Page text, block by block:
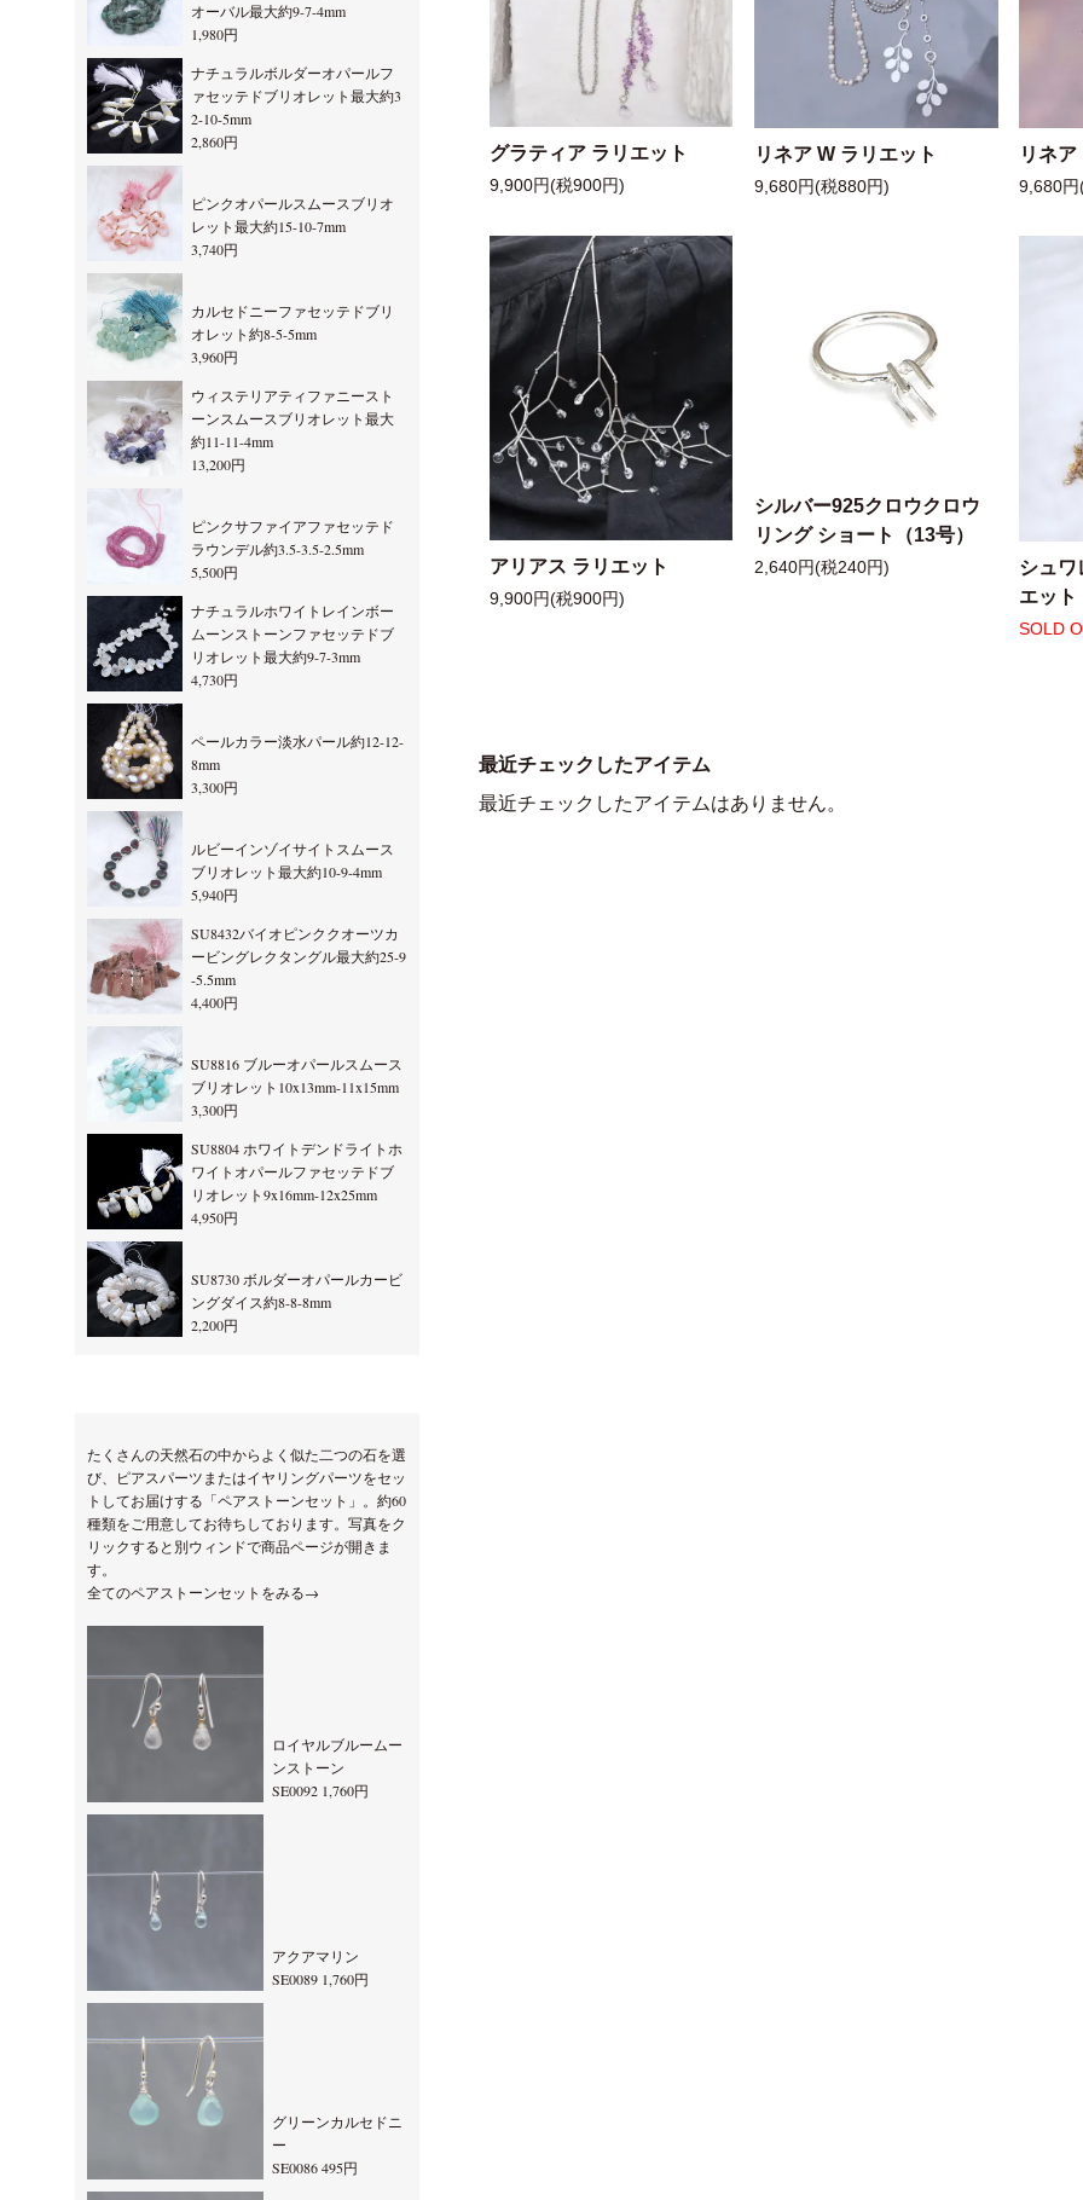
グラティア ラリエット
9,900円(税900円)
リネア W ラリエット
9,680円(税880円)
リネ
9,680
アリアス ラリエット
9,900円(税900円)
シルバー925クロウクロウ
リング ショート（13号）
2,640円(税240円)
シュワ
エット
SOLD
最近チェックしたアイテム
最近チェックしたアイテムはありません。
オーバル最大約9-7-4mm
1,980円
ナチュラルボルダーオパールフ
ァセッテドブリオレット最大約3
2-10-5mm
2,860円
ピンクオパールスムースブリオ
レット最大約15-10-7mm
3,740円
カルセドニーファセッテドブリ
オレット約8-5-5mm
3,960円
ウィステリアティファニースト
ーンスムースブリオレット最大
約11-11-4mm
13,200円
ピンクサファイアファセッテド
ラウンデル約3.5-3.5-2.5mm
5,500円
ナチュラルホワイトレインボー
ムーンストーンファセッテドブ
リオレット最大約9-7-3mm
4,730円
ペールカラー淡水パール約12-12-
8mm
3,300円
ルビーインゾイサイトスムース
ブリオレット最大約10-9-4mm
5,940円
SU8432バイオピンククオーツカ
ービングレクタングル最大約25-9
-5.5mm
4,400円
SU8816 ブルーオパールスムース
ブリオレット10x13mm-11x15mm
3,300円
SU8804 ホワイトデンドライトホ
ワイトオパールファセッテドブ
リオレット9x16mm-12x25mm
4,950円
SU8730 ボルダーオパールカービ
ングダイス約8-8-8mm
2,200円
たくさんの天然石の中からよく似た二つの石を選
び、ピアスパーツまたはイヤリングパーツをセッ
トしてお届けする「ペアストーンセット」。約60
種類をご用意してお待ちしております。写真をク
リックすると別ウィンドで商品ページが開きま
す。
全てのペアストーンセットをみる→
ロイヤルブルームー
ンストーン
SE0092 1,760円
アクアマリン
SE0089 1,760円
グリーンカルセドニ
ー
SE0086 495円